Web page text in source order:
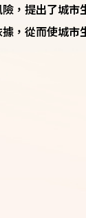
，提出了城
，從而使城